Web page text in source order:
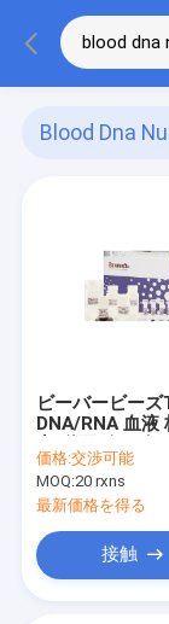
Blood Dna
ビーバービー
DNA/RNA 血液
ゲノム抽出 RNA
ット ゲノム
価格:交渉可能
MOQ:20 rxns
最新価格を得る
接触